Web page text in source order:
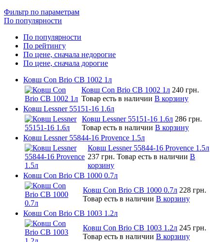
Фильтр по параметрам
По популярности
По популярности
По рейтингу
По цене, сначала недорогие
По цене, сначала дорогие
Ковш Con Brio CB 1002 1л
Ковш Con Brio CB 1002 1л 240 грн.
Товар есть в наличии В корзину
Ковш Lessner 55151-16 1.6л
Ковш Lessner 55151-16 1.6л 286 грн.
Товар есть в наличии В корзину
Ковш Lessner 55844-16 Provence 1.5л
Ковш Lessner 55844-16 Provence 1.5л
237 грн. Товар есть в наличии В
корзину
Ковш Con Brio CB 1000 0.7л
Ковш Con Brio CB 1000 0.7л 228 грн.
Товар есть в наличии В корзину
Ковш Con Brio CB 1003 1.2л
Ковш Con Brio CB 1003 1.2л 245 грн.
Товар есть в наличии В корзину